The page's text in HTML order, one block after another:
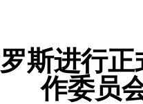
斯进行
作委员